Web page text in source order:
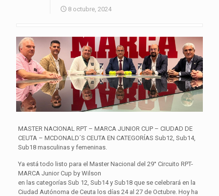
8 octubre, 2024
MASTER NACIONAL RPT – MARCA JUNIOR CUP – CIUDAD DE
CEUTA – MCDONALD´S CEUTA EN CATEGORÍAS Sub12, Sub14,
Sub18 masculinas y femeninas.
Ya está todo listo para el Master Nacional del 29° Circuito RPT-
MARCA Junior Cup by Wilson
en las categorías Sub 12, Sub14 y Sub18 que se celebrará en la
Ciudad Autónoma de Ceuta los días 24 al 27 de Octubre. Hoy ha